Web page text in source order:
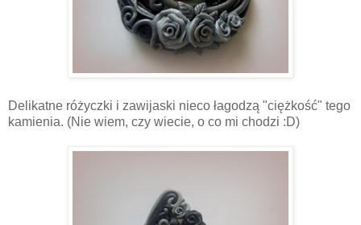
Delikatne różyczki i zawijaski nieco łagodzą "ciężkość" tego
kamienia. (Nie wiem, czy wiecie, o co mi chodzi :D)